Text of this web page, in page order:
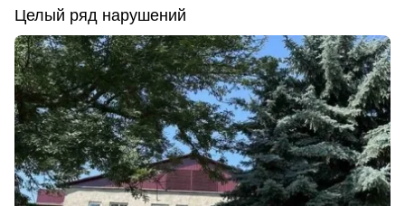
Целый ряд нарушений